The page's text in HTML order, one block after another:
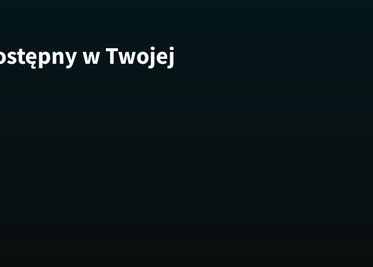
w Twojej